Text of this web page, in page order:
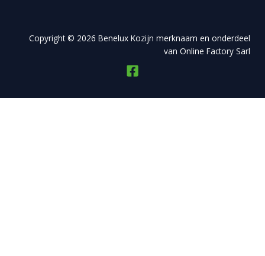
Copyright © 2026 Benelux Kozijn merknaam en onderdeel
van Online Factory Sarl